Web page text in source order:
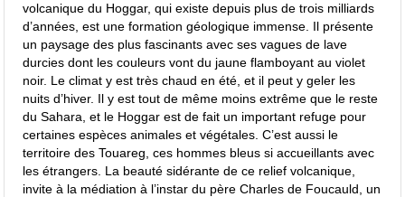
volcanique du Hoggar, qui existe depuis plus de trois milliards
d’années, est une formation géologique immense. Il présente
un paysage des plus fascinants avec ses vagues de lave
durcies dont les couleurs vont du jaune flamboyant au violet
noir. Le climat y est très chaud en été, et il peut y geler les
nuits d’hiver. Il y est tout de même moins extrême que le reste
du Sahara, et le Hoggar est de fait un important refuge pour
certaines espèces animales et végétales. C’est aussi le
territoire des Touareg, ces hommes bleus si accueillants avec
les étrangers. La beauté sidérante de ce relief volcanique,
invite à la médiation à l’instar du père Charles de Foucauld, un